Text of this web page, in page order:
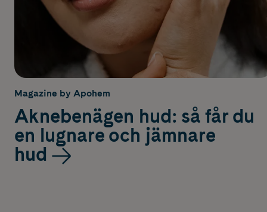
Magazine by Apohem
Aknebenägen hud: så får du
en lugnare och jämnare
hud